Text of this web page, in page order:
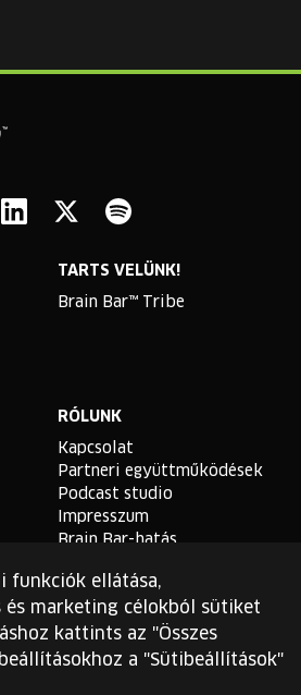
TARTS VELÜNK!
Brain Bar™ Tribe
RÓLUNK
Kapcsolat
Partneri együttműködések
Podcast studio
Impresszum
Brain Bar-hatás
funkciók ellátása,
és marketing célokból sütiket
kattints az "Összes
a "Sütibeállítások"